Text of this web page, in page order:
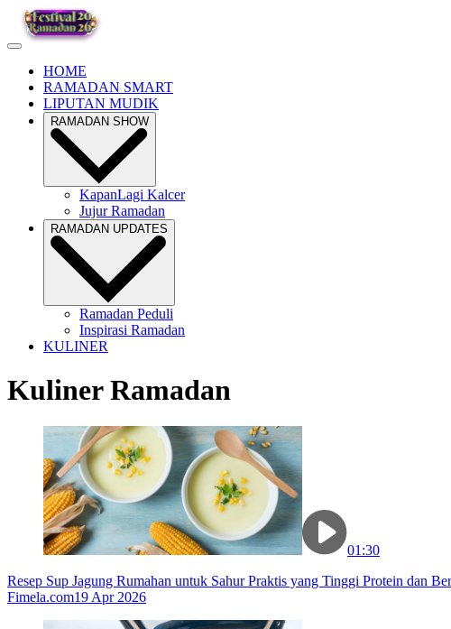
HOME
RAMADAN SMART
LIPUTAN MUDIK
RAMADAN SHOW
KapanLagi Kalcer
Jujur Ramadan
RAMADAN UPDATES
Ramadan Peduli
Inspirasi Ramadan
KULINER
Kuliner Ramadan
01:30
Resep Sup Jagung Rumahan untuk Sahur Praktis yang Tinggi Protein dan
Fimela.com19 Apr 2026